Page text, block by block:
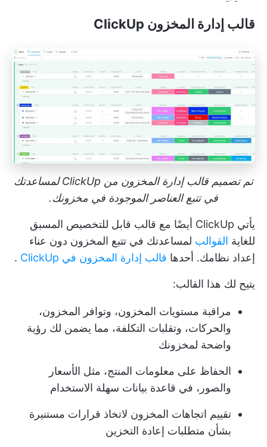
قالب إدارة المخزون ClickUp
تم تصميم قالب إدارة المخزون من ClickUp لمساعدتك
في تتبع العناصر الموجودة في مخزونك.
يأتي ClickUp أيضًا مع قالب قابل للتخصيص المسبق
للغاية القوالب لمساعدتك في تتبع المخزون دون عناء
إعداد نظامك. أحدها قالب إدارة المخزون في ClickUp .
يتيح لك هذا القالب:
مراقبة مستويات المخزون، وتوافر المخزون،
والحركات، وتقلبات التكلفة، مما يضمن لك رؤية
واضحة لمخزونك
الحفاظ على معلومات المنتج، مثل الأسعار
والصور، في قاعدة بيانات سهلة الاستخدام
تقييم اتجاهات المخزون لاتخاذ قرارات مستنيرة
بشأن متطلبات إعادة التخزين